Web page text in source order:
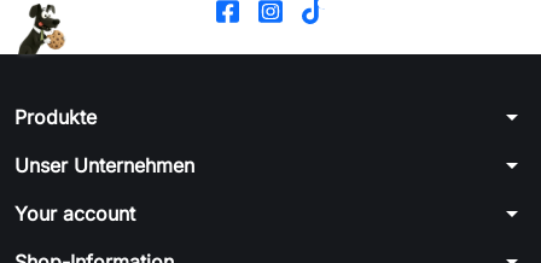
Produkte arrow_drop_down
Unser Unternehmen arrow_drop_down
Your account arrow_drop_down